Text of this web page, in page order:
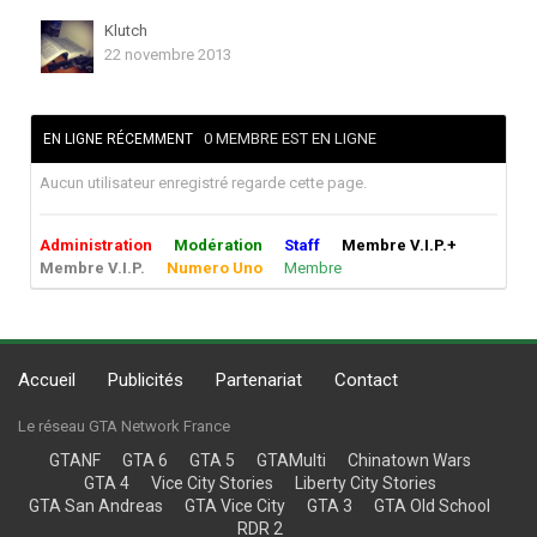
Klutch
22 novembre 2013
EN LIGNE RÉCEMMENT 0 MEMBRE EST EN LIGNE
Aucun utilisateur enregistré regarde cette page.
Administration Modération Staff
Membre V.I.P.+
Membre V.I.P.
Numero Uno Membre
Accueil Publicités Partenariat Contact
Le réseau GTA Network France
GTANF GTA 6 GTA 5 GTAMulti
Chinatown Wars
GTA 4
Vice City Stories
Liberty City Stories
GTA San Andreas
GTA Vice City GTA 3
GTA Old School
RDR 2